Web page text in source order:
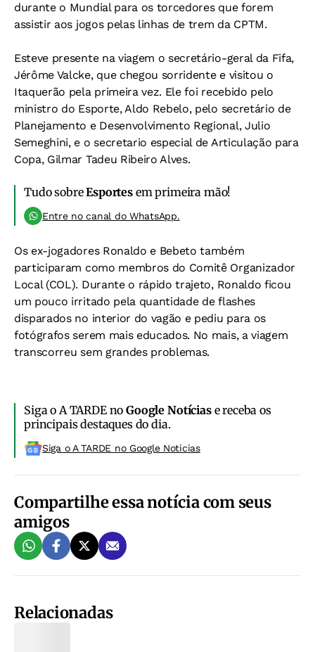
durante o Mundial para os torcedores que forem
assistir aos jogos pelas linhas de trem da CPTM.
Esteve presente na viagem o secretário-geral da Fifa,
Jérôme Valcke, que chegou sorridente e visitou o
Itaquerão pela primeira vez. Ele foi recebido pelo
ministro do Esporte, Aldo Rebelo, pelo secretário de
Planejamento e Desenvolvimento Regional, Julio
Semeghini, e o secretario especial de Articulação para
Copa, Gilmar Tadeu Ribeiro Alves.
Tudo sobreEsportesem primeira mão!
Entre no canal do WhatsApp.
Os ex-jogadores Ronaldo e Bebeto também
participaram como membros do Comitê Organizador
Local (COL). Durante o rápido trajeto, Ronaldo ficou
um pouco irritado pela quantidade de flashes
disparados no interior do vagão e pediu para os
fotógrafos serem mais educados. No mais, a viagem
transcorreu sem grandes problemas.
Siga o A TARDE noGoogle Notíciase receba os
principais destaques do dia.
Siga o A TARDE no Google Noticias
Compartilhe essa notícia com seus
amigos
Relacionadas